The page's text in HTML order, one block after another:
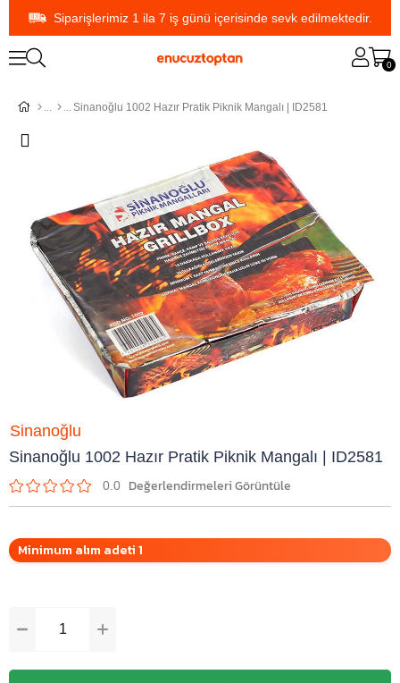
Siparişlerimiz 1 ila 7 iş günü içerisinde sevk edilmektedir.
0
Sinanoğlu 1002 Hazır Pratik Piknik Mangalı | ID2581
Sinanoğlu 1002 Hazır Pratik Piknik Mangalı | ID2581
0.0
Sinanoğlu
Minimum alım adeti 1